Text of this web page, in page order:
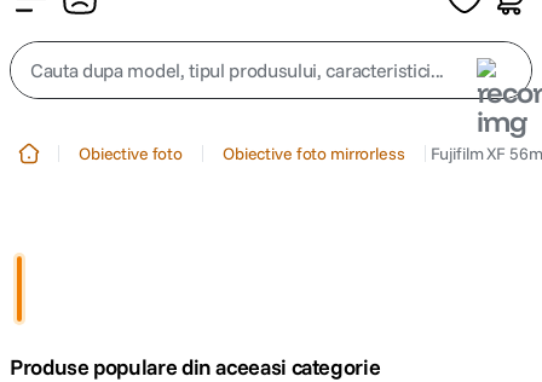
Cauta dupa model, tipul produsului, caracteristici...
4. peak design
Obiective foto Obiective foto mirrorless Fujifilm XF
Produse populare din aceeasi categorie